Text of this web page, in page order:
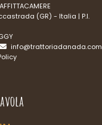
(GR) - Italia | P.I.
info@trattoriadanada.com